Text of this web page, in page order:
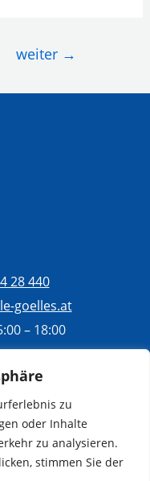
zu
oder Inhalte
zu analysieren.
stimmen Sie der
weiter →
28 440
goelles.at
– 18:00
13:00